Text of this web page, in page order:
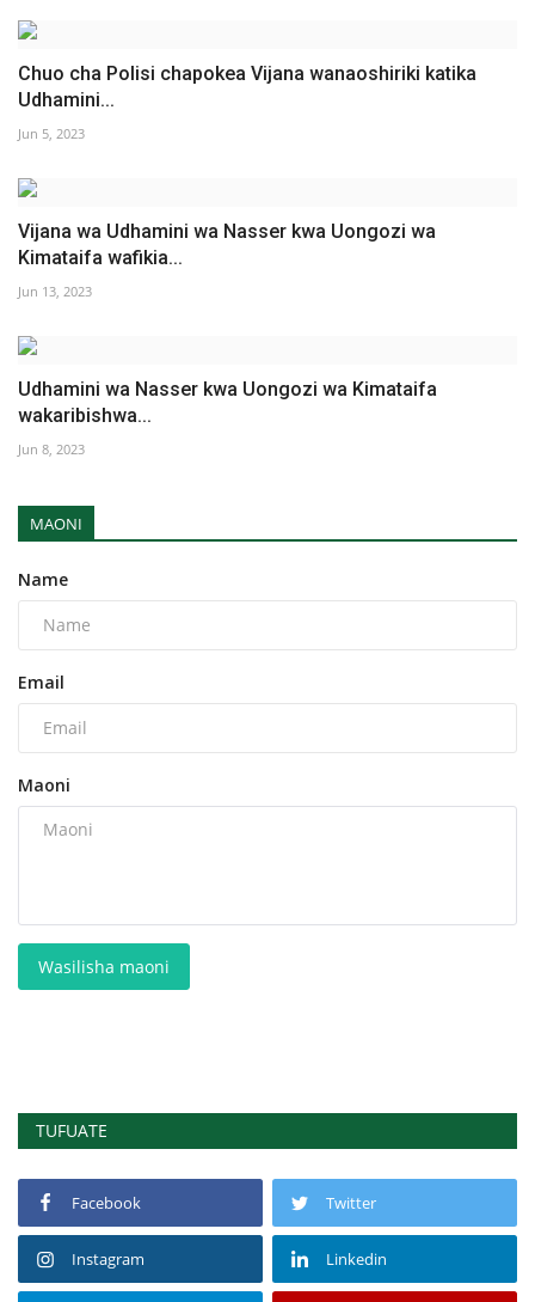
Chuo cha Polisi chapokea Vijana wanaoshiriki katika
Udhamini...
Jun 5, 2023
Vijana wa Udhamini wa Nasser kwa Uongozi wa
Kimataifa wafikia...
Jun 13, 2023
Udhamini wa Nasser kwa Uongozi wa Kimataifa
wakaribishwa...
Jun 8, 2023
MAONI
Name
Email
Maoni
Wasilisha maoni
TUFUATE
Facebook Twitter
Instagram Linkedin